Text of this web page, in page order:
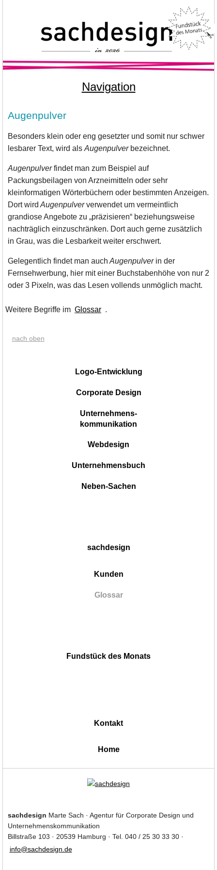
Navigation
Augenpulver
Besonders klein oder eng gesetzter und somit nur schwer
lesbarer Text, wird als Augenpulverbezeichnet.
Augenpulverfindet man zum Beispiel auf
Packungsbeilagen von Arzneimitteln oder sehr
kleinformatigen Wörterbüchern oder bestimmten Anzeigen.
Dort wird Augenpulververwendet um vermeintlich
grandiose Angebote zu „präzisieren“ beziehungsweise
nachträglich einzuschränken. Dort auch gerne zusätzlich
in Grau, was die Lesbarkeit weiter erschwert.
Gelegentlich findet man auch Augenpulverin der
Fernsehwerbung, hier mit einer Buchstabenhöhe von nur 2
oder 3 Pixeln, was das Lesen vollends unmöglich macht.
Weitere Begriffe im Glossar .
nach oben
Logo-Entwicklung
Corporate Design
Unternehmens-
kommunikation
Webdesign
Unternehmensbuch
Neben-Sachen
sachdesign
Kunden
Glossar
Fundstück des Monats
Kontakt
Home
sachdesign Marte Sach · Agentur für Corporate Design und
Unternehmenskommunikation
Billstraße 103 · 20539 Hamburg · Tel. 040 / 25 30 33 30 ·
info@sachdesign.de